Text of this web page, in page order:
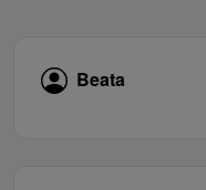
Beata